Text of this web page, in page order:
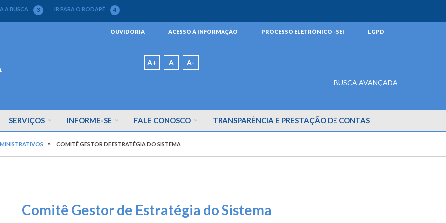
A BUSCA 3 IR PARA O RODAPÉ 4
OUVIDORIA ACESSO À INFORMAÇÃO PROCESSO ELETRÔNICO - SEI LGPD
A+ A A-
BUSCA AVANÇADA
SERVIÇOS INFORME-SE FALE CONOSCO TRANSPARÊNCIA E PRESTAÇÃO DE CONTAS
COMITÊ GESTOR DE ESTRATÉGIA DO SISTEMA
Comitê Gestor de Estratégia do Sistema